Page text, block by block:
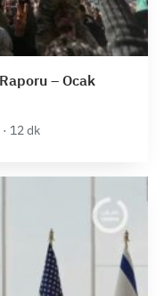
– Ocak
12 dk